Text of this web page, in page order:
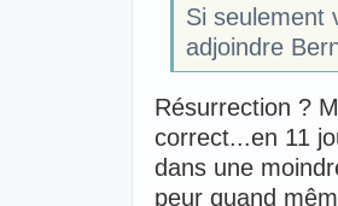
Si seulement
adjoindre
Résurrection ?
correct...en 11
dans une
peur quand